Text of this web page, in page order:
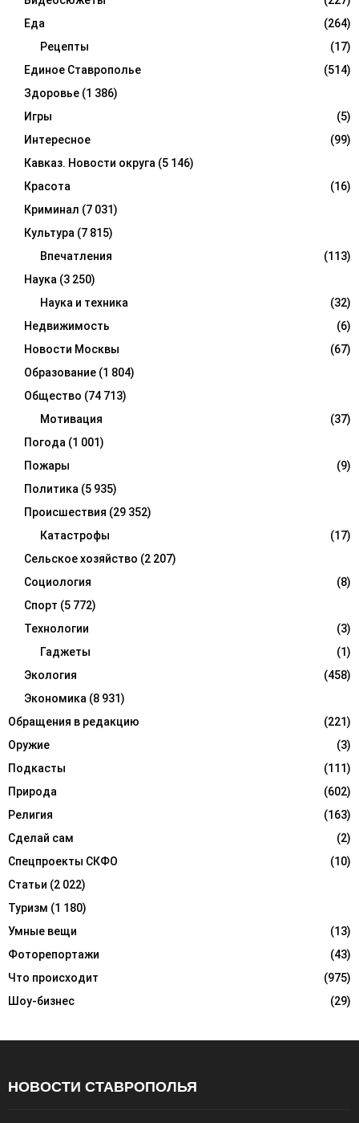
Еда
(264)
Рецепты
(17)
Единое Ставрополье
(514)
Здоровье (1 386)
Игры
(5)
Интересное
(99)
Кавказ. Новости округа (5 146)
Красота
(16)
Криминал (7 031)
Культура (7 815)
Впечатления
(113)
Наука (3 250)
Наука и техника
(32)
Недвижимость
(6)
Новости Москвы
(67)
Образование (1 804)
Общество (74 713)
Мотивация
(37)
Погода (1 001)
Пожары
(9)
Политика (5 935)
Происшествия (29 352)
Катастрофы
(17)
Сельское хозяйство (2 207)
Социология
(8)
Спорт (5 772)
Технологии
(3)
Гаджеты
(1)
Экология
(458)
Экономика (8 931)
Обращения в редакцию
(221)
Оружие
(3)
Подкасты
(111)
Природа
(602)
Религия
(163)
Сделай сам
(2)
Спецпроекты СКФО
(10)
Статьи (2 022)
Туризм (1 180)
Умные вещи
(13)
Фоторепортажи
(43)
Что происходит
(975)
Шоу-бизнес
(29)
НОВОСТИ СТАВРОПОЛЬЯ